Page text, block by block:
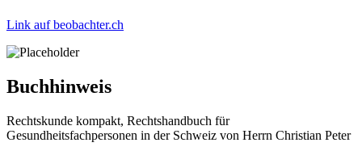
Link auf beobachter.ch
Buchhinweis
Rechtskunde kompakt, Rechtshandbuch für
Gesundheitsfachpersonen in der Schweiz von Herrn Christian Peter